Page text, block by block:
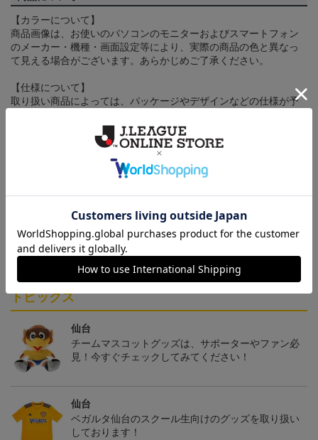
【カラーについて】
商品画像は、お使いのパソコンのモニターおよびスマートフォン
のメーカー・機種・画面設定等により、実際の商品の色と異なっ
て見える場合がございます。あらかじめご了承ください。
【仕様について】
取り扱い商品によっては、パッケージやデザインなどの仕様が予
ヘルプページ
トピックス
仙台
チームマスコットグッズは、サポーターやファン必
見！今すぐチェックしてみてください！
仙台
ベガルタ仙台のスクール生向けのグッズを取り扱い
しております！